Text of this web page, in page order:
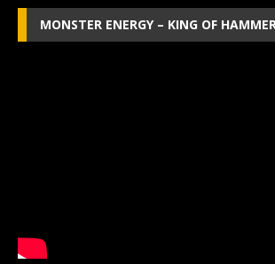
MONSTER ENERGY – KING OF